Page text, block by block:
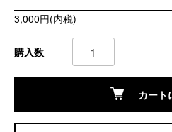
3,000円(内税)
購入数
カート